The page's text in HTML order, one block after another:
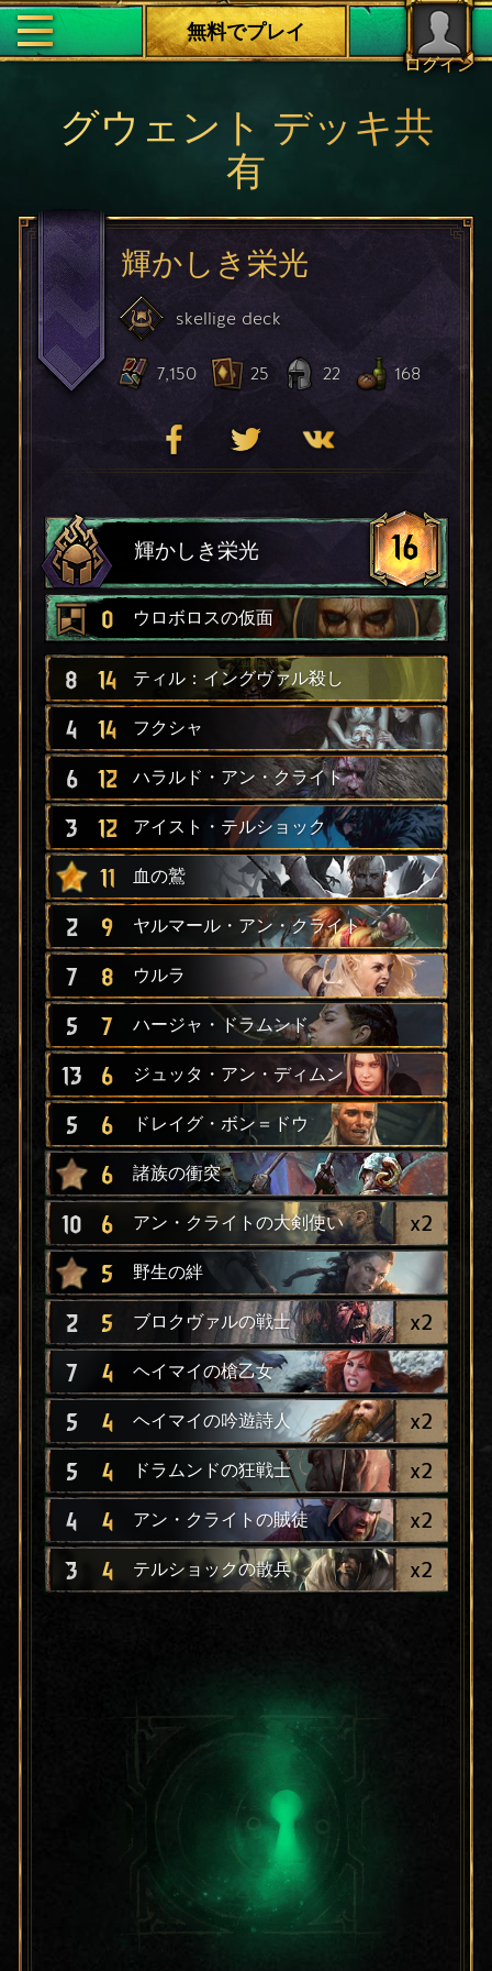
ログイン
無料でプレイ
グウェント デッキ共
有
輝かしき栄光
skellige deck
7,150 25 22 168
輝かしき栄光 16
0 ウロボロスの仮面
8 14 ティル：イングヴァル殺し
4 14 フクシャ
6 12 ハラルド・アン・クライト
3 12 アイスト・テルショック
11 血の鷲
2 9 ヤルマール・アン・クライト
7 8 ウルラ
5 7 ハージャ・ドラムンド
13 6 ジュッタ・アン・ディムン
5 6 ドレイグ・ボン＝ドウ
6 諸族の衝突
10 6 アン・クライトの大剣使い x2
5 野生の絆
2 5 ブロクヴァルの戦士 x2
7 4 ヘイマイの槍乙女
5 4 ヘイマイの吟遊詩人 x2
5 4 ドラムンドの狂戦士 x2
4 4 アン・クライトの賊徒 x2
3 4 テルショックの散兵 x2